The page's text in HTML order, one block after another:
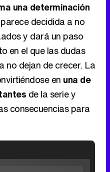
una determinación
decidida a no
y dará un paso
en el que las dudas
no dejan de crecer. La
en una de
de la serie y
consecuencias para